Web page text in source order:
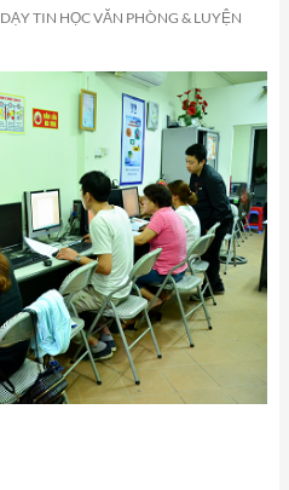
DẠY TIN HỌC VĂN PHÒNG & LUYỆN